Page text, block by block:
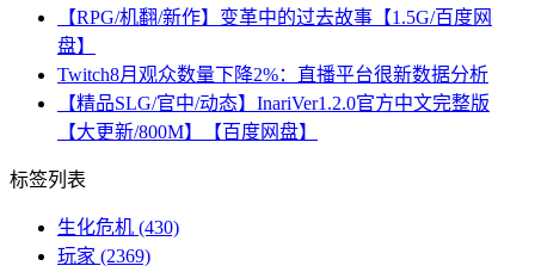
【RPG/机翻/新作】变革中的过去故事【1.5G/百度网
盘】
Twitch8月观众数量下降2%：直播平台很新数据分析
【精品SLG/官中/动态】InariVer1.2.0官方中文完整版
【大更新/800M】【百度网盘】
标签列表
生化危机 (430)
玩家 (2369)